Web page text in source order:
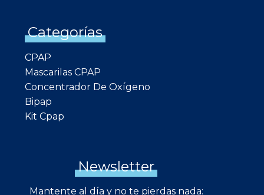
Categorías
CPAP
Mascarilas CPAP
Concentrador De Oxígeno
Bipap
Kit Cpap
Newsletter
Mantente al día y no te pierdas nada: